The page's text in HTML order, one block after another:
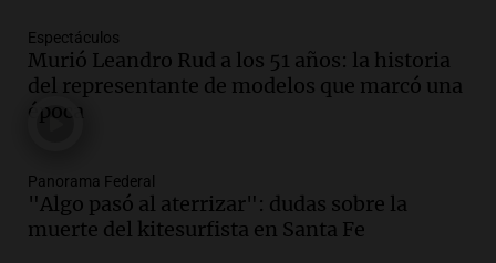
Audio.
La gran exposición de la rural de
la Bulaya abrirá sus puertas mañana con
diversas actividades y sorpresas
Panorama Federal
edificios y proyecta una casa del
estudiante con 48 municipios
involucrados
Espectáculos
Murió Leandro Rud a los 51 años: la historia
del representante de modelos que marcó una
época
Panorama Federal
"Algo pasó al aterrizar": dudas sobre la
muerte del kitesurfista en Santa Fe